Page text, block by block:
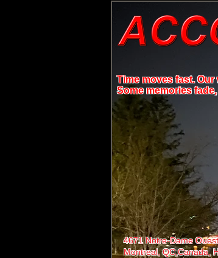
4671 Notre-Dame
Montreal, QC,Canada,
Time moves fast.
Some memories